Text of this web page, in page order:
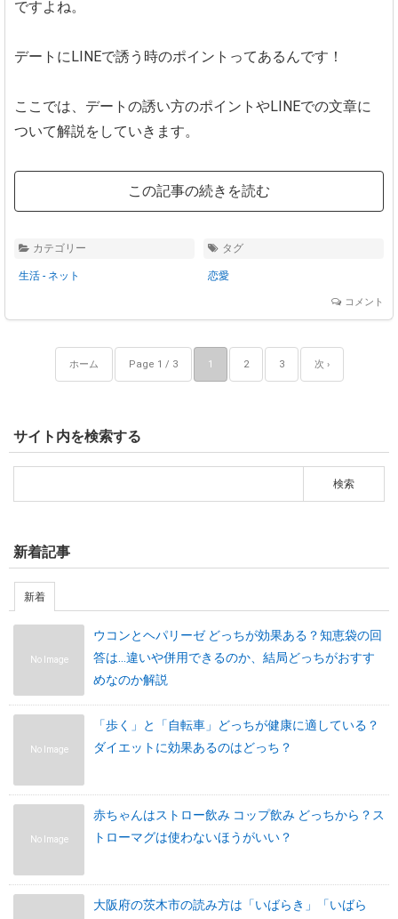
ですよね。
デートにLINEで誘う時のポイントってあるんです！
ここでは、デートの誘い方のポイントやLINEでの文章に
ついて解説をしていきます。
この記事の続きを読む
カテゴリー
生活 - ネット
タグ
恋愛
コメント
ホーム Page 1 / 3 1 2 3 次 ›
サイト内を検索する
新着記事
新着
No Image
ウコンとヘパリーゼ どっちが効果ある？知恵袋の回
答は…違いや併用できるのか、結局どっちがおすす
めなのか解説
No Image
「歩く」と「自転車」どっちが健康に適している？
ダイエットに効果あるのはどっち？
No Image
赤ちゃんはストロー飲み コップ飲み どっちから？ス
トローマグは使わないほうがいい？
大阪府の茨木市の読み方は「いばらき」「いばら